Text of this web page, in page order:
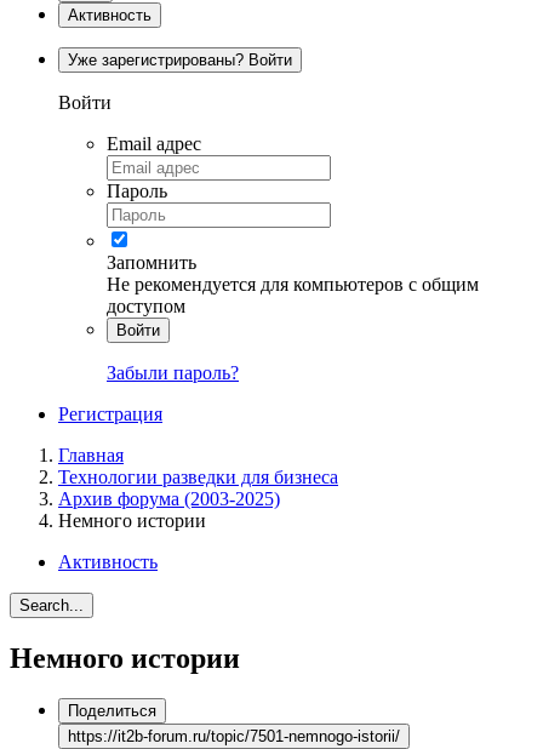
Активность
Уже зарегистрированы? Войти
Войти
Email адрес
Пароль
Запомнить
Не рекомендуется для компьютеров с общим
доступом
Войти
Забыли пароль?
Регистрация
Главная
Технологии разведки для бизнеса
Архив форума (2003-2025)
Немного истории
Активность
Search...
Немного истории
Поделиться
https://it2b-forum.ru/topic/7501-nemnogo-istorii/